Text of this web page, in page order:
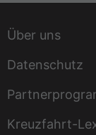
Über uns
Datenschutz
Kreuzfahrt-